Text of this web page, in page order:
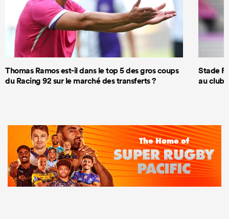
Thomas Ramos est-il dans le top 5 des gros coups
du Racing 92 sur le marché des transferts ?
Stade
au club